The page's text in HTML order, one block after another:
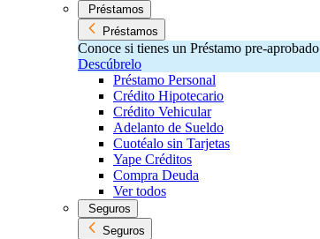
Préstamos
Préstamos
Conoce si tienes un Préstamo pre-aprobado
Descúbrelo
Préstamo Personal
Crédito Hipotecario
Crédito Vehicular
Adelanto de Sueldo
Cuotéalo sin Tarjetas
Yape Créditos
Compra Deuda
Ver todos
Seguros
Seguros